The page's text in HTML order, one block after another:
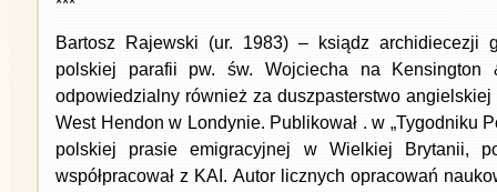
***
Bartosz Rajewski (ur. 1983) – ksiądz archidiecezji
polskiej parafii pw. św. Wojciecha na Kensington
odpowiedzialny również za duszpasterstwo angielskiej
West Hendon w Londynie. Publikował . w „Tygodniku
polskiej prasie emigracyjnej w Wielkiej Brytanii,
współpracował z KAI. Autor licznych opracowań